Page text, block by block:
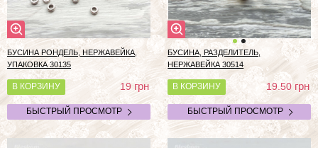
БУСИНА РОНДЕЛЬ, НЕРЖАВЕЙКА,
УПАКОВКА 30135
В КОРЗИНУ 19грн
БЫСТРЫЙ ПРОСМОТР
БУСИНА, РАЗДЕЛИТЕЛЬ,
НЕРЖАВЕЙКА 30514
В КОРЗИНУ 19.50грн
БЫСТРЫЙ ПРОСМОТР